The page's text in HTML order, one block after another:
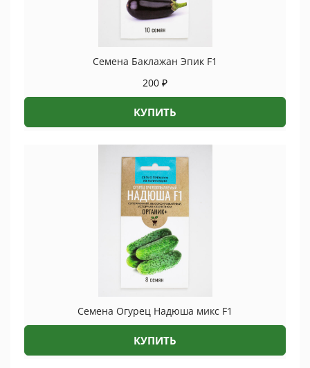
Семена Баклажан Эпик F1
200 ₽
КУПИТЬ
Семена Огурец Надюша микс F1
КУПИТЬ